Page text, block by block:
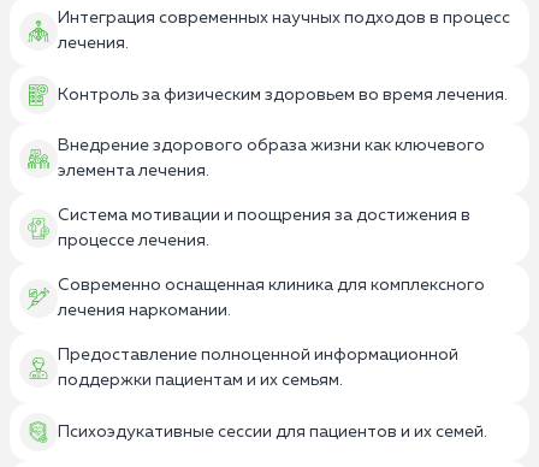
Интеграция современных научных подходов в процесс
лечения.
Контроль за физическим здоровьем во время лечения.
Внедрение здорового образа жизни как ключевого
элемента лечения.
Система мотивации и поощрения за достижения в
процессе лечения.
Современно оснащенная клиника для комплексного
лечения наркомании.
Предоставление полноценной информационной
поддержки пациентам и их семьям.
Психоэдукативные сессии для пациентов и их семей.